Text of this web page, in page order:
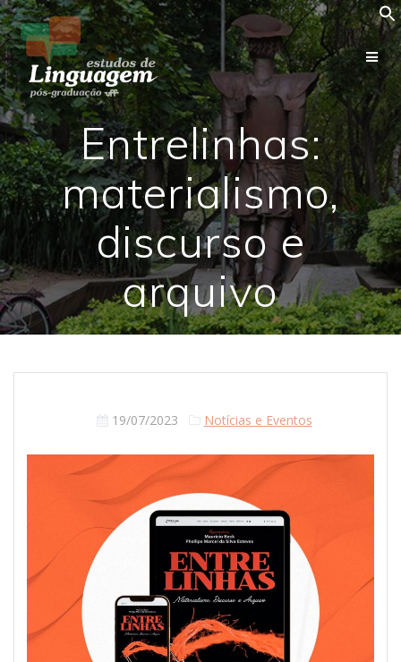
Skip
to
content
Entrelinhas:
materialismo,
discurso e
arquivo
19/07/2023 Notícias e Eventos